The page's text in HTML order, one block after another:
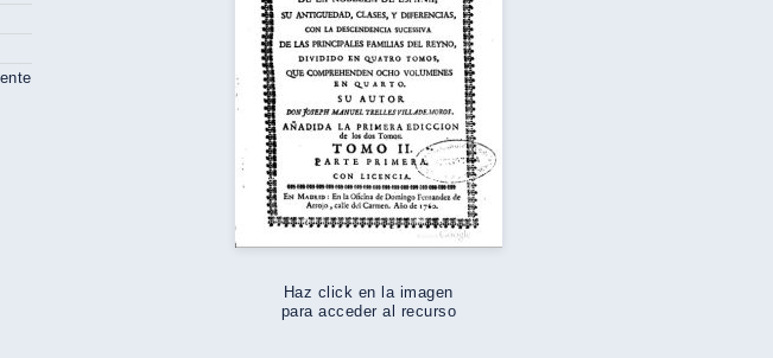
Haz click en la imagen
para acceder al recurso